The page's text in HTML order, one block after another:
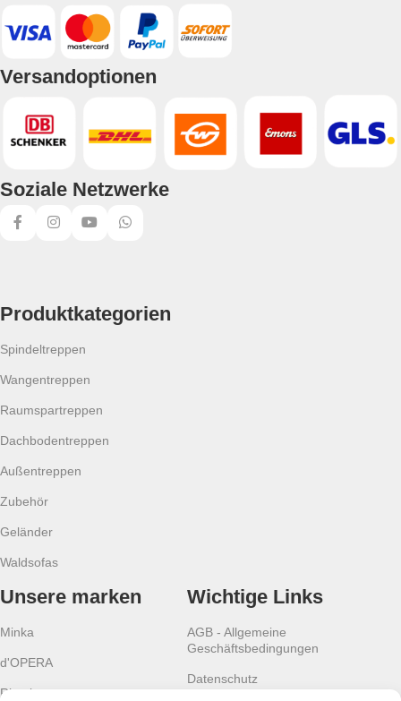
Versandoptionen
Soziale Netzwerke
Produktkategorien
Spindeltreppen
Wangentreppen
Raumspartreppen
Dachbodentreppen
Außentreppen
Zubehör
Geländer
Waldsofas
Unsere marken
Minka
d'OPERA
Rintal
Wichtige Links
AGB - Allgemeine
Geschäftsbedingungen
Datenschutz